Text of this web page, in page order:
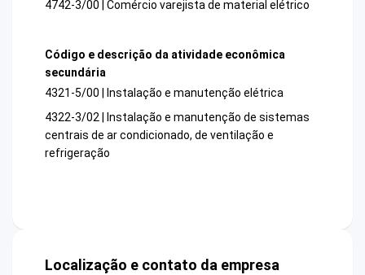
4742-3/00 | Comércio varejista de material elétrico
Código e descrição da atividade econômica
secundária
4321-5/00 | Instalação e manutenção elétrica
4322-3/02 | Instalação e manutenção de sistemas
centrais de ar condicionado, de ventilação e
refrigeração
Localização e contato da empresa